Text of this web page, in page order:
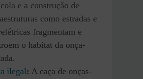
e a construção de
como estradas e
fragmentam e
o habitat da onça-
ilegal: A caça de onças-